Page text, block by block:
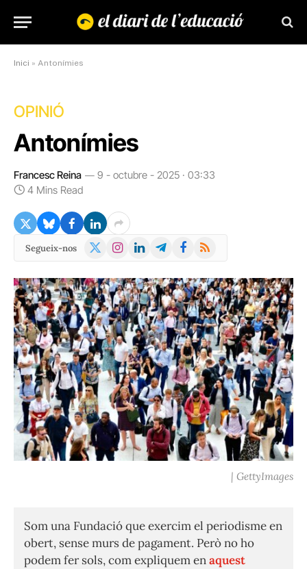
Inici » Antonímies
OPINIÓ
Antonímies
Francesc Reina
9 - octubre - 2025 · 03:33
4 Mins Read
Segueix-nos
X
Instagram
LinkedInTelegramFacebook
RSS
| GettyImages
Som una Fundació que exercim el periodisme en
obert, sense murs de pagament. Però no ho
podem fer sols, com expliquem enaquest